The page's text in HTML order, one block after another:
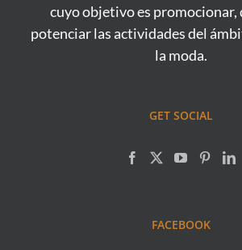
cuyo objetivo es promocionar,
potenciar las actividades del
la moda.
GET SOCIAL
FACEBOOK